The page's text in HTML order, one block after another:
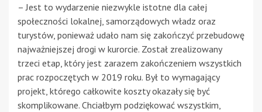
– Jest to wydarzenie niezwykle istotne dla całej
społeczności lokalnej, samorządowych władz oraz
turystów, ponieważ udało nam się zakończyć przebudowę
najważniejszej drogi w kurorcie. Został zrealizowany
trzeci etap, który jest zarazem zakończeniem wszystkich
prac rozpoczętych w 2019 roku. Był to wymagający
projekt, którego całkowite koszty okazały się być
skomplikowane. Chciałbym podziękować wszystkim,